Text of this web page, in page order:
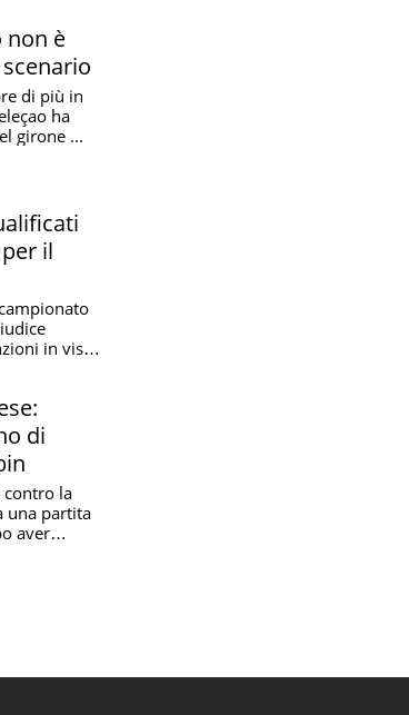
non è
di più in
ha
girone ...
il
in vista
di
contro la
una partita
aver